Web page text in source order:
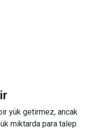
yük getirmez, ancak
miktarda para talep